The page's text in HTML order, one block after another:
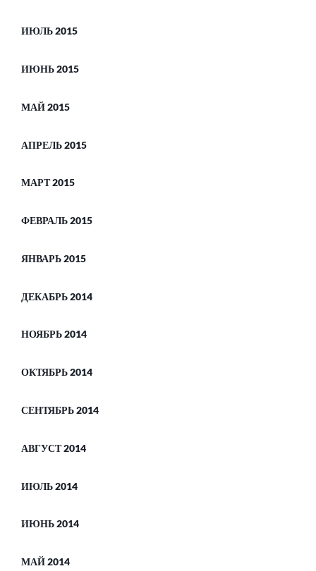
ИЮЛЬ 2015
ИЮНЬ 2015
МАЙ 2015
АПРЕЛЬ 2015
МАРТ 2015
ФЕВРАЛЬ 2015
ЯНВАРЬ 2015
ДЕКАБРЬ 2014
НОЯБРЬ 2014
ОКТЯБРЬ 2014
СЕНТЯБРЬ 2014
АВГУСТ 2014
ИЮЛЬ 2014
ИЮНЬ 2014
МАЙ 2014